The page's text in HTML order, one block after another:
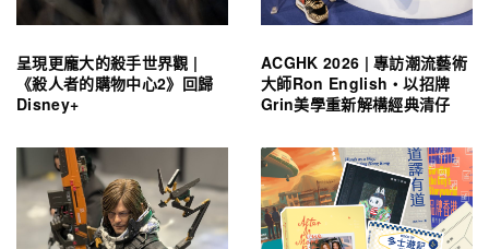
呈現更龐大的殺手世界觀 |
《殺人者的購物中心2》回歸
Disney+
ACGHK 2026 | 專訪潮流藝術
大師Ron English・以招牌
Grin美學重新解構經典清仔